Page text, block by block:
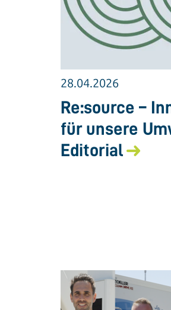
28.04.2026
Re:source –
für unsere
Editorial